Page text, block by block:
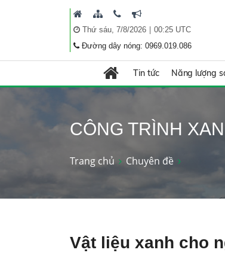
Thứ sáu, 7/8/2026| 00:25 UTC
Đường dây nóng: 0969.019.086
Tin tức Năng lượng
CÔNG TRÌNH
Trang chủ Chuyên đề
Vật liệu xanh cho